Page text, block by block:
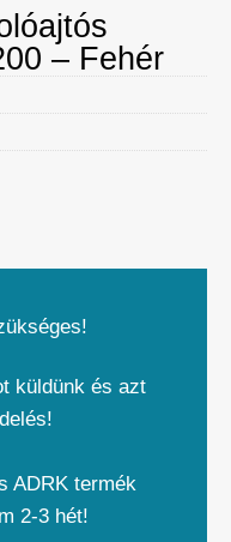
– Fehér
küldünk és azt
ADRK termék
2-3 hét!